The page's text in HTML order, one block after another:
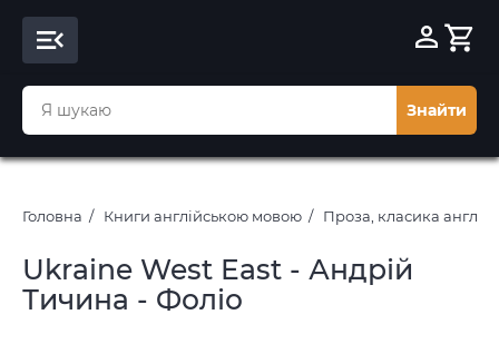
Знайти
Головна Книги англійською мовою Проза, класика
Ukraine West East - Андрій
Тичина - Фоліо